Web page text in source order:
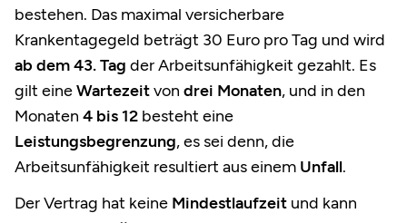
bestehen. Das maximal versicherbare
Krankentagegeld beträgt 30 Euro pro Tag und wird
ab dem 43. Tag der Arbeitsunfähigkeit gezahlt. Es
gilt eineWartezeitvon drei Monaten, und in den
Monaten 4 bis 12 besteht eine
Leistungsbegrenzung, es sei denn, die
Arbeitsunfähigkeit resultiert aus einem Unfall.
Der Vertrag hat keine Mindestlaufzeit und kann